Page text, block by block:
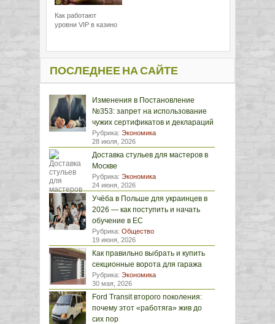
Как работают
уровни VIP в казино
ПОСЛЕДНЕЕ НА САЙТЕ
Изменения в Постановление
№353: запрет на использование
чужих сертификатов и деклараций
Рубрика: Экономика
28 июля, 2026
Доставка стульев для мастеров в
Москве
Рубрика: Экономика
24 июня, 2026
Учёба в Польше для украинцев в
2026 — как поступить и начать
обучение в ЕС
Рубрика: Общество
19 июня, 2026
Как правильно выбрать и купить
секционные ворота для гаража
Рубрика: Экономика
30 мая, 2026
Ford Transit второго поколения:
почему этот «работяга» жив до
сих пор